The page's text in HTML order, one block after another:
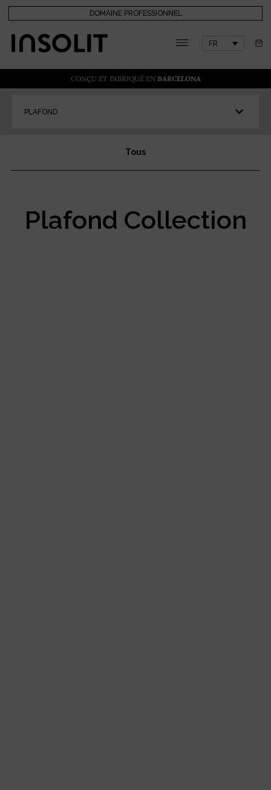
DOMAINE PROFESSIONNEL
FR
CONÇU ET FABRIQUÉ EN BARCELONA
PLAFOND
Tous
Plafond Collection